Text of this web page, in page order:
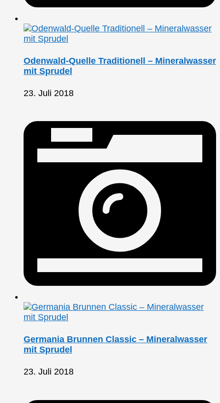
Odenwald-Quelle Traditionell – Mineralwasser
mit Sprudel
23. Juli 2018
Germania Brunnen Classic – Mineralwasser
mit Sprudel
23. Juli 2018